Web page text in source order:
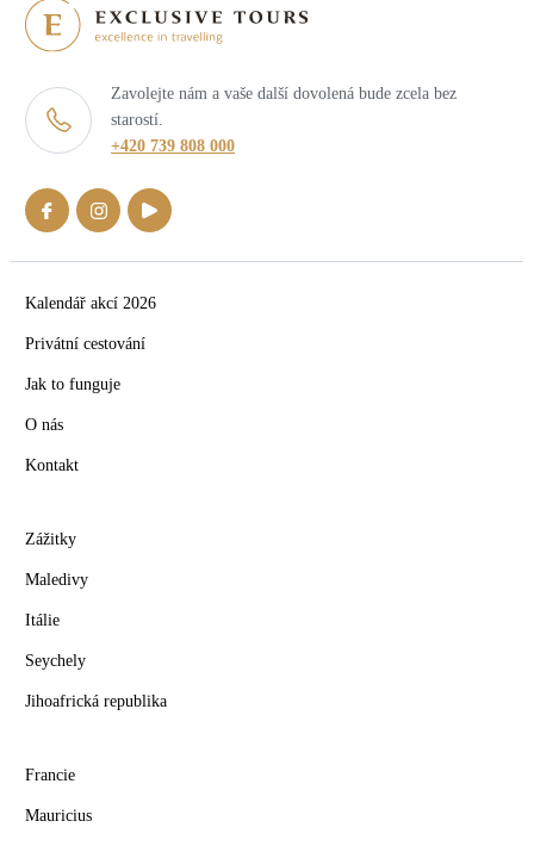
Zavolejte nám a vaše další dovolená bude zcela bez
starostí.
+420 739 808 000
Kalendář akcí 2026
Privátní cestování
Jak to funguje
O nás
Kontakt
Zážitky
Maledivy
Itálie
Seychely
Jihoafrická republika
Francie
Mauricius